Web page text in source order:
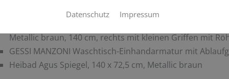
Metallic braun, 140 cm, rechts mit kleinen Griffen mit
GESSI MANZONI Waschtisch-Einhandarmatur mit
Heibad Agus Spiegel, 140 x 72,5 cm, Metallic braun
Datenschutz Impressum